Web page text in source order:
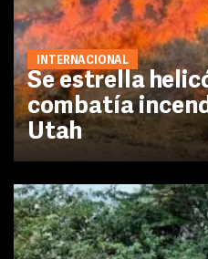
INTERNACIONAL
Se estrella
combatía
Utah